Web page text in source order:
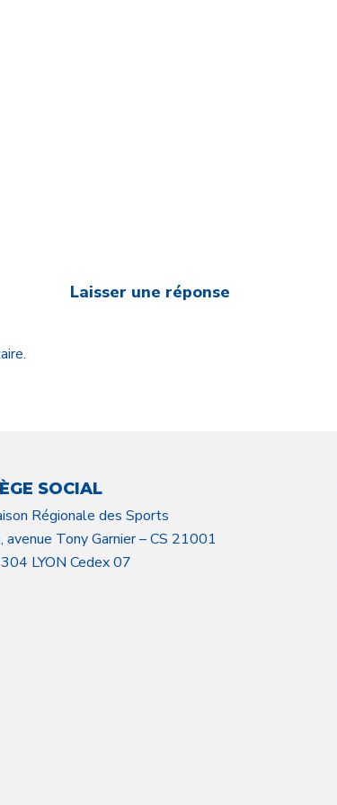
Laisser une réponse
SOCIAL
Régionale des Sports
avenue Tony Garnier – CS 21001
LYON Cedex 07